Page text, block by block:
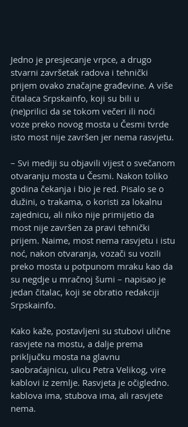
Jedno je presjecanje vrpce, a drugo
stvarni završetak radova i tehnički
prijem ovako značajne građevine. A više
čitalaca Srpskainfo, koji su bili u
(ne)prilici da se tokom večeri ili noći
voze preko novog mosta u Česmi tvrde
isto most nije završen jer nema rasvjetu.
– Svi mediji su objavili vijest o svečanom
otvaranju mosta u Česmi. Nakon toliko
godina čekanja i bio je red. Pisalo se o
dužini, o trakama, o koristi za lokalnu
zajednicu, ali niko nije primijetio da
most nije završen za pravi tehnički
prijem. Naime, most nema rasvjetu i istu
noć, nakon otvaranja, vozači su vozili
preko mosta u potpunom mraku kao da
su negdje u mračnoj šumi – napisao je
jedan čitalac, koji se obratio redakciji
Srpskainfo.
Kako kaže, postavljeni su stubovi ulične
rasvjete na mostu, a dalje prema
priključku mosta na glavnu
saobraćajnicu, ulicu Petra Velikog, vire
kablovi iz zemlje. Rasvjeta je očigledno.
kablova ima, stubova ima, ali rasvjete
nema.